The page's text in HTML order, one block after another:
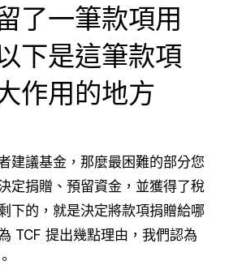
了一筆款項用
下是這筆款項
作用的地方
建議基金，那麼最困難的部分您
定捐贈、預留資金，並獲得了稅
下的，就是決定將款項捐贈給哪
TCF 提出幾點理由，我們認為